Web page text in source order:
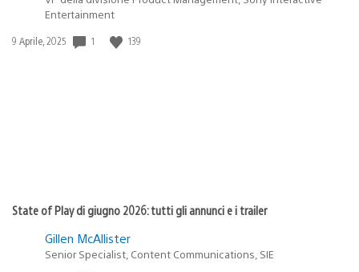
Entertainment
Data
9 Aprile, 2025 1 139
State of Play di giugno 2026: tutti gli annunci e i trailer
Gillen McAllister
Senior Specialist, Content Communications, SIE